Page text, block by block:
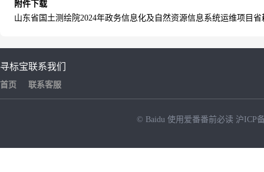
附件下载
山东省国土测绘院2024年政务信息化及自然资源信息系统运维项目
寻标宝
首页
联系我们
联系客服
© Baidu 使用爱番番前必读 沪ICP